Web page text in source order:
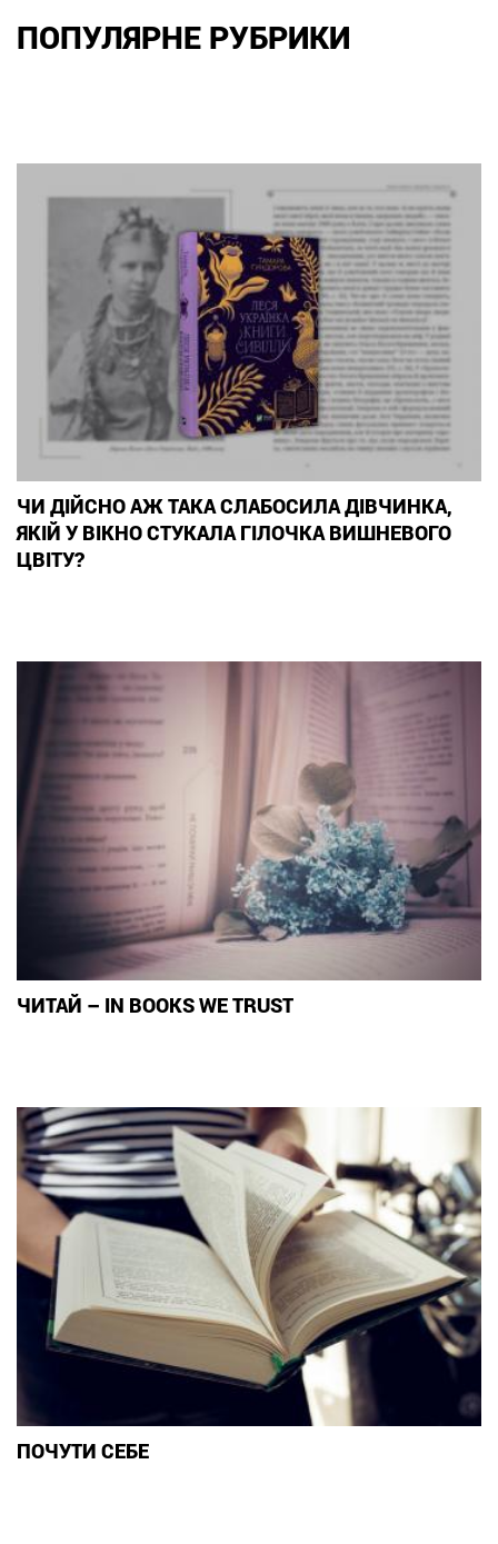
ПОПУЛЯРНЕ РУБРИКИ
ЧИ ДІЙСНО АЖ ТАКА СЛАБОСИЛА ДІВЧИНКА,
ЯКІЙ У ВІКНО СТУКАЛА ГІЛОЧКА ВИШНЕВОГО
ЦВІТУ?
ЧИТАЙ – IN BOOKS WE TRUST
ПОЧУТИ СЕБЕ